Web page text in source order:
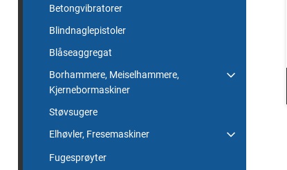
Betongvibratorer
Blindnaglepistoler
Blåseaggregat
Borhammere, Meiselhammere,
Kjernebormaskiner
Støvsugere
Elhøvler, Fresemaskiner
Fugesprøyter